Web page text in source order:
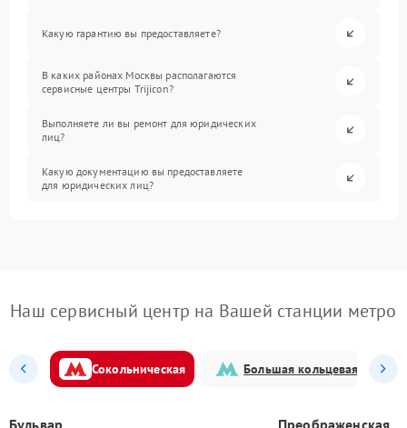
Какую гарантию вы предоставляете?
В каких районах Москвы располагаются
сервисные центры Trijicon?
Выполняете ли вы ремонт для юридических
лиц?
Какую документацию вы предоставляете
для юридических лиц?
Наш сервисный центр на Вашей станции метро
Сокольническая Большая кольцевая
Бульвар Преображенская